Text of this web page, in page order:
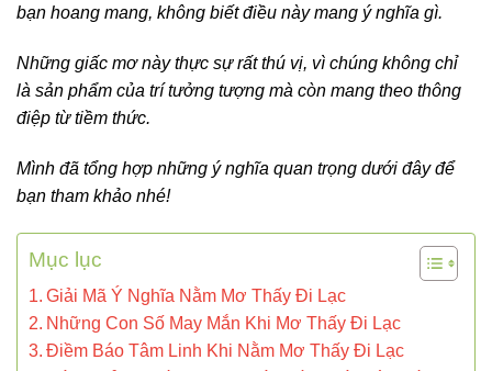
bạn hoang mang, không biết điều này mang ý nghĩa gì.
Những giấc mơ này thực sự rất thú vị, vì chúng không chỉ
là sản phẩm của trí tưởng tượng mà còn mang theo thông
điệp từ tiềm thức.
Mình đã tổng hợp những ý nghĩa quan trọng dưới đây để
bạn tham khảo nhé!
Mục lục
Giải Mã Ý Nghĩa Nằm Mơ Thấy Đi Lạc
Những Con Số May Mắn Khi Mơ Thấy Đi Lạc
Điềm Báo Tâm Linh Khi Nằm Mơ Thấy Đi Lạc